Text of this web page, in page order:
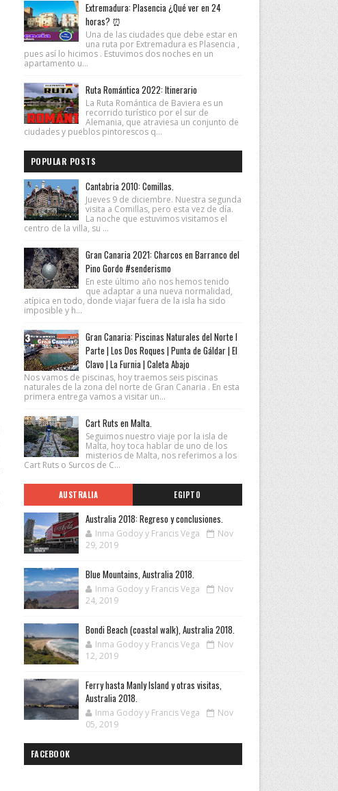
Extremadura: Plasencia ¿Qué ver en 24
horas? ⏰
Una de las ciudades que debe estar en
una ruta por Extremadura es Plasencia ,
pues así lo hicimos . Estuvimos dos noches en un
apartamento u...
Ruta Romántica 2022: Itinerario
La Ruta Romántica de Baviera es un
recorrido turístico por el sur de
Alemania, que atraviesa un conjunto de
ciudades y pueblos pintorescos q...
POPULAR POSTS
Cantabria 2010: Comillas.
Jueves 9 de diciembre. Nuestra segunda
visita a Comillas, pero esta vez de día.
La noche que estuvimos visitamos el
centro de la villa, su ...
Gran Canaria 2021: Charcos en Barranco del
Pino Gordo #senderismo
En este último año nos hemos tenido
que adaptar a una nueva normalidad,
atípica en todo, donde viajar fuera de la isla ha sido
imposible y h...
Gran Canaria: Piscinas Naturales del Norte I
Parte | Los Dos Roques | Punta de Gáldar | El
Clavo | La Furnia | Caleta Abajo
Nos vamos de piscinas, hoy traemos seis piscinas
naturales de la zona del norte de Gran Canaria . En esta
primera entrega vamos a visitar un...
Cart Ruts en Malta.
Seguimos nuestro viaje por la isla de
Malta, hoy toca hablar de uno de los
misterios de Malta, nos referimos a los
Cart Ruts o Surcos de C...
AUSTRALIA EGIPTO
Australia 2018: Regreso y conclusiones.
Inma Godoy y Francis Vega
Nov
29, 2019
Blue Mountains, Australia 2018.
Inma Godoy y Francis Vega
Nov
24, 2019
Bondi Beach (coastal walk), Australia 2018.
Inma Godoy y Francis Vega
Nov
12, 2019
Ferry hasta Manly Island y otras visitas,
Australia 2018.
Inma Godoy y Francis Vega
Nov
05, 2019
FACEBOOK